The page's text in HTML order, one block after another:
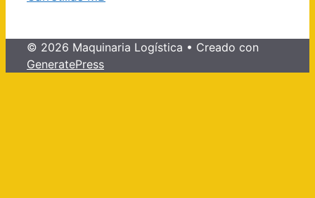
© 2026 Maquinaria Logística • Creado con
GeneratePress